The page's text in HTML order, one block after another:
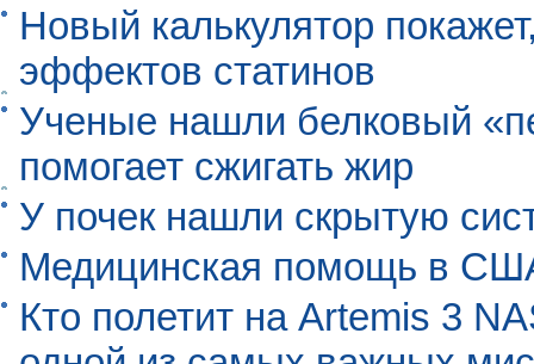
Новый калькулятор
эффектов статинов
Ученые нашли белковый
помогает сжигать жир
У почек нашли скрытую
Медицинская помощь в
Кто полетит на Artemis 3